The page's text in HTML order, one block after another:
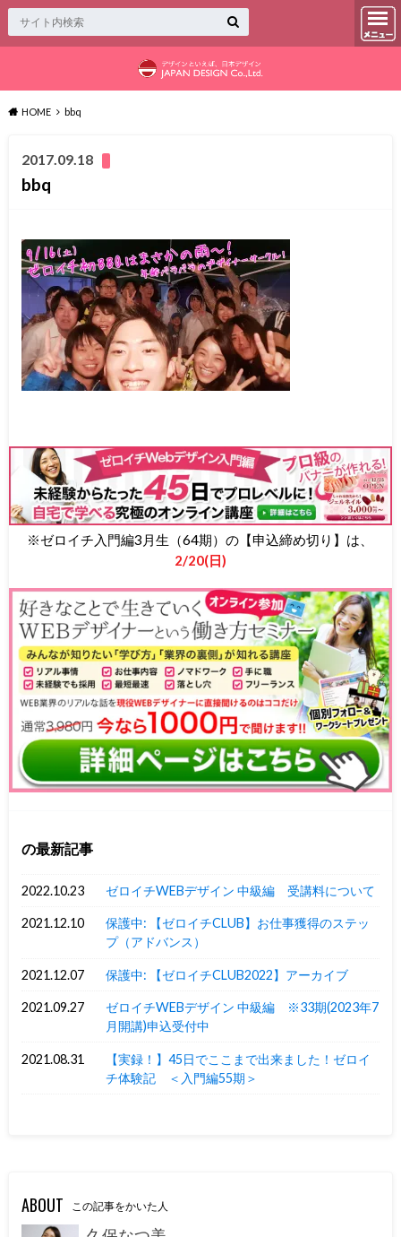
HOME bbq
2017.09.18
bbq
※ゼロイチ入門編3月生（64期）の【申込締め切り】は、
2/20(日)
の最新記事
2022.10.23 ゼロイチWEBデザイン 中級編 受講料について
2021.12.10
保護中: 【ゼロイチCLUB】お仕事獲得のステッ
プ（アドバンス）
2021.12.07 保護中: 【ゼロイチCLUB2022】アーカイブ
2021.09.27
ゼロイチWEBデザイン 中級編 ※33期(2023年7
月開講)申込受付中
2021.08.31
【実録！】45日でここまで出来ました！ゼロイ
チ体験記 ＜入門編55期＞
ABOUT この記事をかいた人